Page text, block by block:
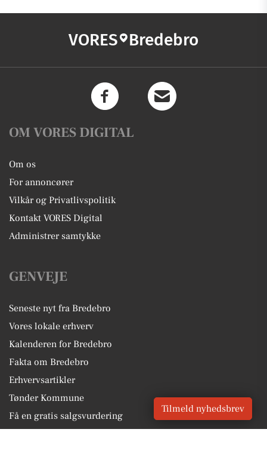
VORES Bredebro
OM VORES DIGITAL
Om os
For annoncører
Vilkår og Privatlivspolitik
Kontakt VORES Digital
Administrer samtykke
GENVEJE
Seneste nyt fra Bredebro
Vores lokale erhverv
Kalenderen for Bredebro
Fakta om Bredebro
Erhvervsartikler
Tønder Kommune
Få en gratis salgsvurdering
Tilmeld nyhedsbrev